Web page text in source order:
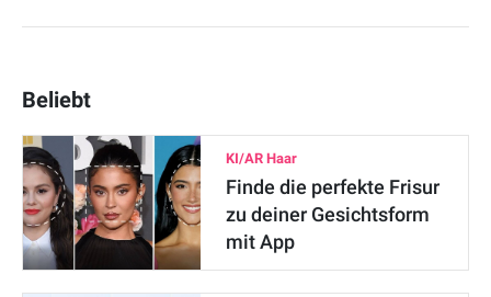
Beliebt
KI/AR Haar
Finde die perfekte Frisur
zu deiner Gesichtsform
mit App